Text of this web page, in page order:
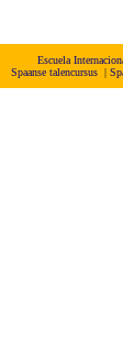
Escuela
Spaanse talencursus |